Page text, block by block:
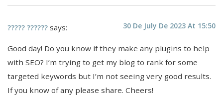
????? ?????? says: 30 De July De 2023 At 15:50
Good day! Do you know if they make any plugins to help
with SEO? I’m trying to get my blog to rank for some
targeted keywords but I’m not seeing very good results.
If you know of any please share. Cheers!